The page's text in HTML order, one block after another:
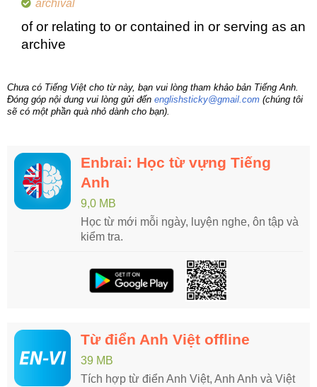
archival
of or relating to or contained in or serving as an
archive
Chưa có Tiếng Việt cho từ này, bạn vui lòng tham khảo bản Tiếng Anh.
Đóng góp nội dung vui lòng gửi đến englishsticky@gmail.com (chúng tôi
sẽ có một phần quà nhỏ dành cho bạn).
Enbrai: Học từ vựng Tiếng
Anh
9,0 MB
Học từ mới mỗi ngày, luyện nghe, ôn tập và
kiểm tra.
Từ điển Anh Việt offline
39 MB
Tích hợp từ điển Anh Việt, Anh Anh và Việt